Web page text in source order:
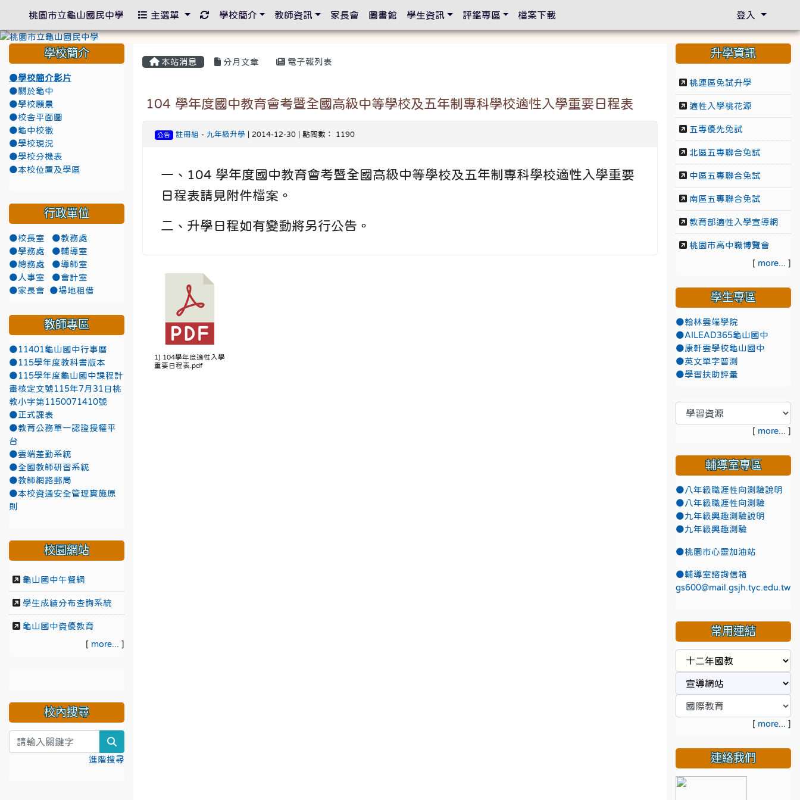
本站消息 分月文章 電子報列表
104 學年度國中教育會考暨全國高級中等學校及五年制專科學校適性入學重要日程表
公告 註冊組 - 九年級升學 | 2014-12-30 | 點閱數： 1190
一、104 學年度國中教育會考暨全國高級中等學校及五年制專科學校適性入學重要
日程表請見附件檔案。
二、升學日程如有變動將另行公告。
1) 104學年度適性入學
重要日程表.pdf
學校簡介
●學校簡介影片
●關於龜中
●學校願景
●校舍平面圖
●龜中校徽
●學校現況
●學校分機表
●本校位置及學區
行政單位
●校長室
●教務處
●學務處
●輔導室
●總務處
●導師室
●人事室
●會計室
●家長會
●場地租借
教師專區
●11401龜山國中行事曆
●115學年度教科書版本
●115學年度龜山國中課程計
畫核定文號115年7月31日桃
教小字第1150071410號
●正式課表
●教育公務單一認證授權平
台
●雲端差勤系統
●全國教師研習系統
●教師網路郵局
●本校資通安全管理實施原
則
校園網站
龜山國中午餐網
學生成績分布查詢系統
龜山國中資優教育
[ more... ]
校內搜尋
進階搜尋
升學資訊
桃連區免試升學
適性入學桃花源
五專優先免試
北區五專聯合免試
中區五專聯合免試
南區五專聯合免試
教育部適性入學宣導網
桃園市高中職博覽會
[ more... ]
學生專區
●翰林雲端學院
●AILEAD365龜山國中
●康軒雲學校龜山國中
●英文單字普測
●學習扶助評量
[ more... ]
輔導室專區
●八年級職涯性向測驗說明
●八年級職涯性向測驗
●九年級興趣測驗說明
●九年級興趣測驗
●桃園市心靈加油站
●輔導室諮詢信箱
gs600@mail.gsjh.tyc.edu.tw
常用連結
[ more... ]
連絡我們
桃園市立龜山國民中學 主選單 重新取得佈景設定
學校簡介 教師資訊 家長會 圖書館 學生資訊 評鑑專區 檔案下載 登入